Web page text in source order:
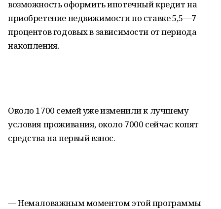
возможность оформить ипотечный кредит на
приобретение недвижимости по ставке 5,5—7
процентов годовых в зависимости от периода
накопления.
Около 1700 семей уже изменили к лучшему
условия проживания, около 7000 сейчас копят
средства на первый взнос.
— Немаловажным моментом этой программы